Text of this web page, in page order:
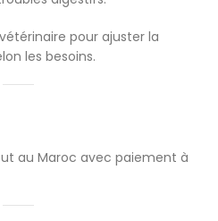
pour ajuster la
les besoins.
au Maroc avec paiement à